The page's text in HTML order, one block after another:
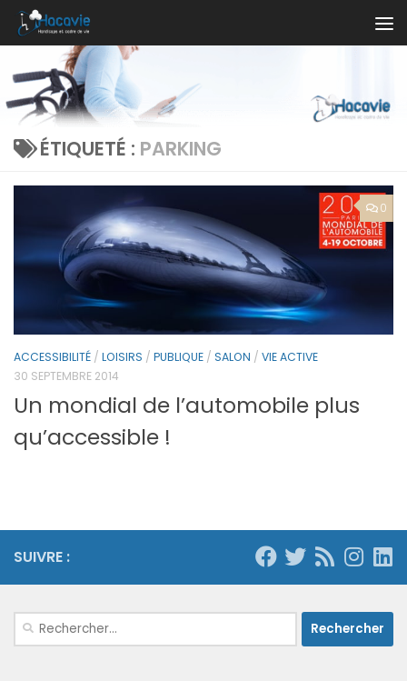
Au dessous du contenu
ÉTIQUETÉ : PARKING
0
ACCESSIBILITÉ / LOISIRS / PUBLIQUE / SALON / VIE ACTIVE
30 SEPTEMBRE 2014
Un mondial de l’automobile plus
qu’accessible !
SUIVRE :
Rechercher :